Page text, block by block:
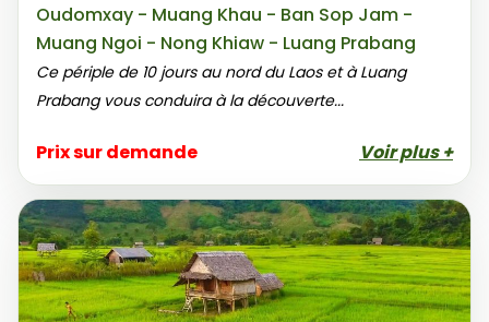
Oudomxay - Muang Khau - Ban Sop Jam -
Muang Ngoi - Nong Khiaw - Luang Prabang
Ce périple de 10 jours au nord du Laos et à Luang
Prabang vous conduira à la découverte...
Prix sur demande Voir plus +